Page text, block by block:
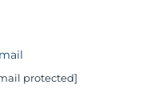
protected]